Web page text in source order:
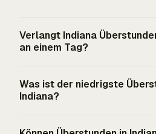
Verlangt Indiana
an einem Tag?
Zuschlagsvergütung sind
Was ist der niedrigste
Indiana?